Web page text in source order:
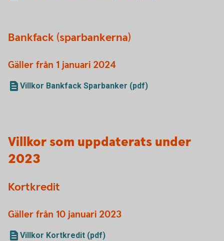
Bankfack (sparbankerna)
Gäller från 1 januari 2024
Villkor Bankfack Sparbanker (pdf)
Villkor som uppdaterats under
2023
Kortkredit
Gäller från 10 januari 2023
Villkor Kortkredit (pdf)